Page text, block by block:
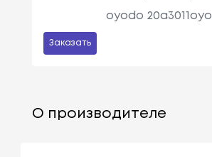
oyodo 20a3011oyo
Заказать
О производителе